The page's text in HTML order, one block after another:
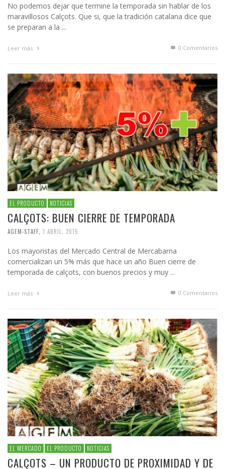
No podemos dejar que termine la temporada sin hablar de los
maravillosos Calçots. Que si, que la tradición catalana dice que
se preparan a la ...
Leer más 0 Comentarios
EL PRODUCTO NOTICIAS
CALÇOTS: BUEN CIERRE DE TEMPORADA
AGEM-STAFF 1 ABRIL, 2015
Los mayoristas del Mercado Central de Mercabarna
comercializan un 5% más que hace un año Buen cierre de
temporada de calçots, con buenos precios y muy ...
Leer más 0 Comentarios
EL MERCADO EL PRODUCTO NOTICIAS
CALÇOTS – UN PRODUCTO DE PROXIMIDAD Y DE